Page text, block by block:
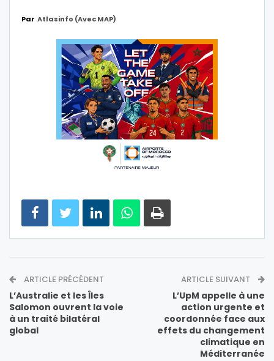
Par Atlasinfo (avec MAP)
ARTICLE PRÉCÉDENT
L’Australie et les Îles
Salomon ouvrent la voie
à un traité bilatéral
global
ARTICLE SUIVANT
L’UpM appelle à une
action urgente et
coordonnée face aux
effets du changement
climatique en
Méditerranée